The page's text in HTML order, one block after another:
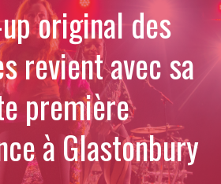
original des
revient avec sa
première
à Glastonbury